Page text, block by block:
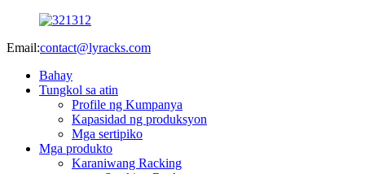
Email:contact@lyracks.com
Bahay
Tungkol sa atin
Profile ng Kumpanya
Kapasidad ng produksyon
Mga sertipiko
Mga produkto
Karaniwang Racking